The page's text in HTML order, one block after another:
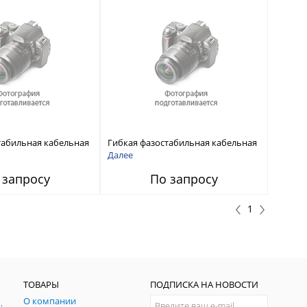
кабельная
до 26,5 ГГц, NMD3.5
Гибкая фазостабильная кабельная
сборка для ВАЦ до 26,5 ГГц, NMD3.5
Далее
По запросу
1
ГНСС
ТОВАРЫ
О компании
ПОДПИСКА НА НОВОСТИ